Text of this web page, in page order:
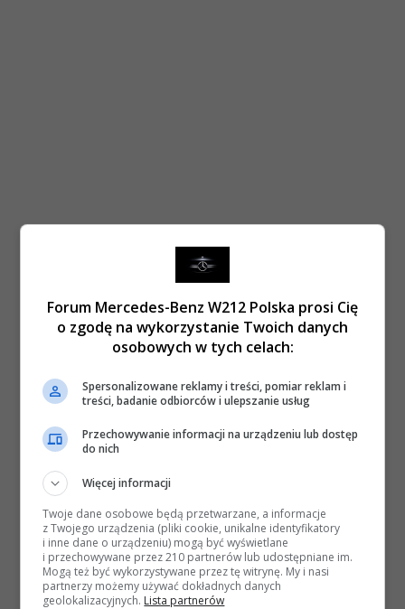
Forum Mercedes-Benz W212 Polska prosi Cię
o zgodę na wykorzystanie Twoich danych
osobowych w tych celach:
Spersonalizowane reklamy i treści, pomiar reklam i
treści, badanie odbiorców i ulepszanie usług
Przechowywanie informacji na urządzeniu lub dostęp
do nich
Więcej informacji
Twoje dane osobowe będą przetwarzane, a informacje
z Twojego urządzenia (pliki cookie, unikalne identyfikatory
i inne dane o urządzeniu) mogą być wyświetlane
i przechowywane przez 210 partnerów lub udostępniane im.
Mogą też być wykorzystywane przez tę witrynę. My i nasi
partnerzy możemy używać dokładnych danych
geolokalizacyjnych. Lista partnerów